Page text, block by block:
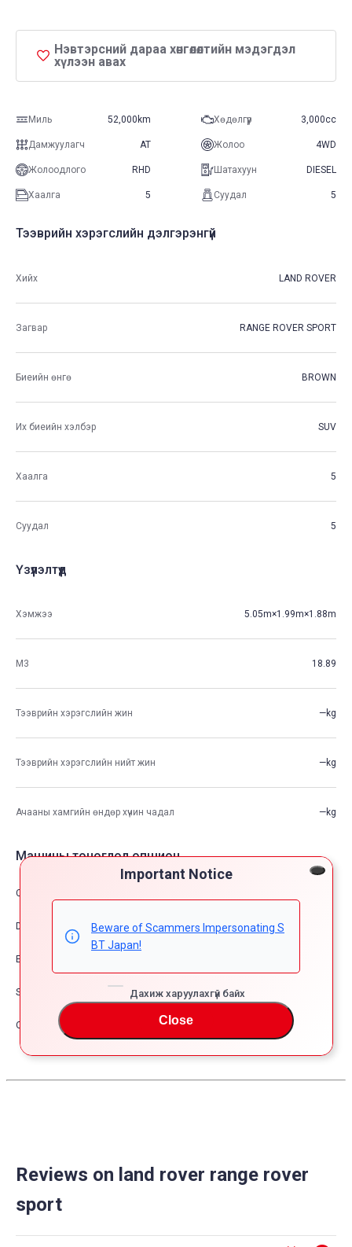
Important Notice
Beware of Scammers Impersonating S
BT Japan!
Дахиж харуулахгүй байх
Close
Нэвтэрсний дараа хөнгөлөлтийн мэдэгдэл
хүлээн авах
Миль 52,000km Хөдөлгүүр 3,000cc
Дамжуулагч AT Жолоо 4WD
Жолоодлого RHD Шатахуун DIESEL
Хаалга 5 Суудал 5
Тээврийн хэрэгслийн дэлгэрэнгүй
Хийх LAND ROVER
Загвар RANGE ROVER SPORT
Биеийн өнгө BROWN
Их биеийн хэлбэр SUV
Хаалга 5
Суудал 5
Үзүүлэлтүүд
Хэмжээ 5.05m×1.99m×1.88m
М3 18.89
Тээврийн хэрэгслийн жин —kg
Тээврийн хэрэгслийн нийт жин —kg
Ачааны хамгийн өндөр хүчин чадал —kg
Машины тоноглол опшион
Comfort & Convenience
Dress Up
Exterior
Safety
Other
Reviews on land rover range rover
sport